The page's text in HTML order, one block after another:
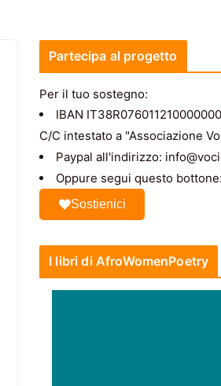
Partecipa al progetto
Per il tuo sostegno:
IBAN
C/C intestato a "Associazione
Paypal all'indirizzo:
Oppure segui questo bottone:
Sostienici
I libri di AfroWomenPoetry